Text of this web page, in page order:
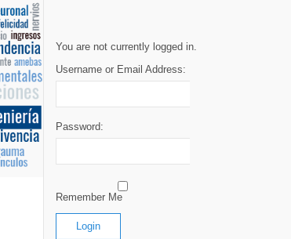
You are not currently logged in.
Username or Email Address:
Password:
Remember Me